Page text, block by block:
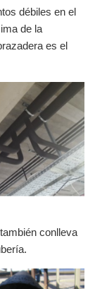
débiles en el
de la
es el
conlleva